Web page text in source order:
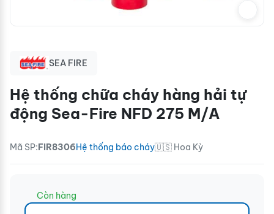
SEA FIRE
Hệ thống chữa cháy hàng hải tự
động Sea-Fire NFD 275 M/A
Mã SP: FIR8306Hệ thống báo cháy🇺🇸 Hoa Kỳ
Còn hàng